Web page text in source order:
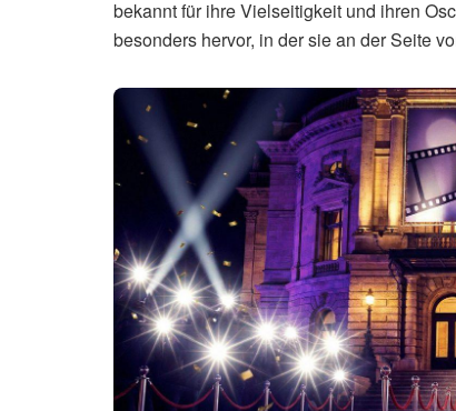
bekannt für ihre Vielseitigkeit und ihren
besonders hervor, in der sie an der Seite